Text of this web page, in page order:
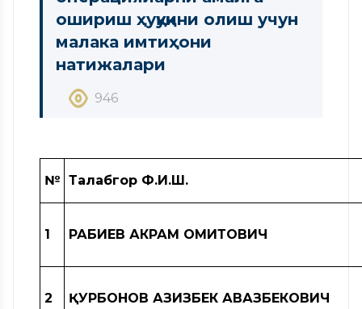
ошириш ҳуқуқини олиш учун
малака имтиҳони
натижалари
946
№ Талабгор Ф.И.Ш.
1 РАБИЕВ АКРАМ ҲОМИТОВИЧ
2 ҚУРБОНОВ АЗИЗБЕК АВАЗБЕКОВИЧ